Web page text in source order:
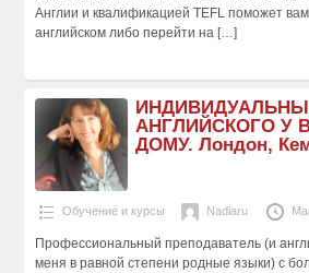
Англии и квалификацией TEFL поможет вам
английском либо перейти на […]
АНГЛИЙСКОГО У
ДОМУ. Лондон,
Обучение и курсы Nadiaru
Профессиональный преподаватель (и
меня в равной степени родные языки) с